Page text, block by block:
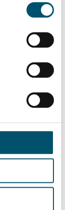
treatment.
the best
can do.
internal love of